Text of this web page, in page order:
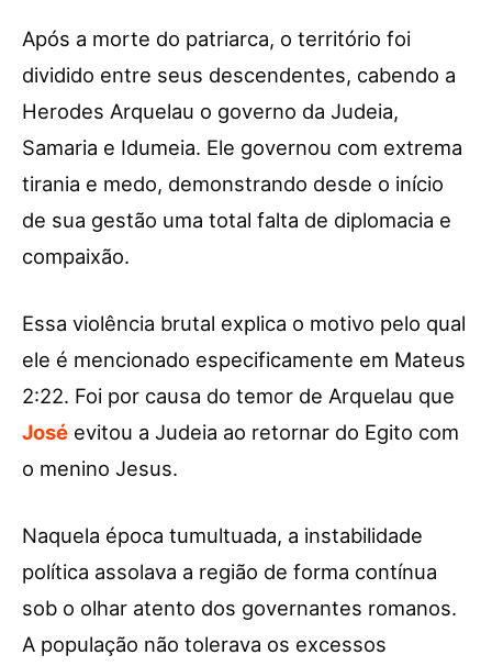
Após a morte do patriarca, o território foi
dividido entre seus descendentes, cabendo a
Herodes Arquelau o governo da Judeia,
Samaria e Idumeia. Ele governou com extrema
tirania e medo, demonstrando desde o início
de sua gestão uma total falta de diplomacia e
compaixão.
Essa violência brutal explica o motivo pelo qual
ele é mencionado especificamente em Mateus
2:22. Foi por causa do temor de Arquelau que
José evitou a Judeia ao retornar do Egito com
o menino Jesus.
Naquela época tumultuada, a instabilidade
política assolava a região de forma contínua
sob o olhar atento dos governantes romanos.
A população não tolerava os excessos